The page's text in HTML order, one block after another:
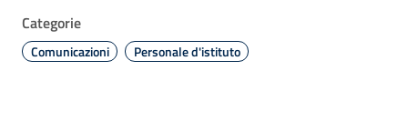
Categorie
Comunicazioni Personale d'istituto